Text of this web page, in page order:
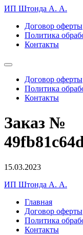
ИП Штонда А. А.
Договор оферты
Политика
Контакты
Договор оферты
Политика
Контакты
Заказ №
15.03.2023
ИП Штонда А. А.
Главная
Договор оферты
Политика
Контакты